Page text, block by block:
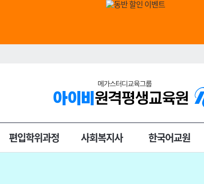
편입학위과정 사회복지사 한국어교원